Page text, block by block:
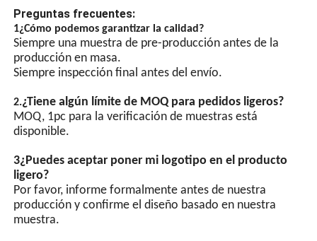
energía
Las lámparas LED de alto
brillo, las lámparas de chip
LED de ahorro de energía
tienen un alto brillo y son
energéticamente que las
lámparas ordinarias.
Sincronización GPS
(opcional)
Control automático del
interruptor de luz, equipado
Preguntas frecuentes:
1¿Cómo podemos garantizar la calidad?
Siempre una muestra de pre-producción antes de la
producción en masa.
Siempre inspección final antes del envío.
2.¿Tiene algún límite de MOQ para pedidos ligeros?
MOQ, 1pc para la verificación de muestras está
disponible.
3¿Puedes aceptar poner mi logotipo en el producto
ligero?
Por favor, informe formalmente antes de nuestra
producción y confirme el diseño basado en nuestra
muestra.